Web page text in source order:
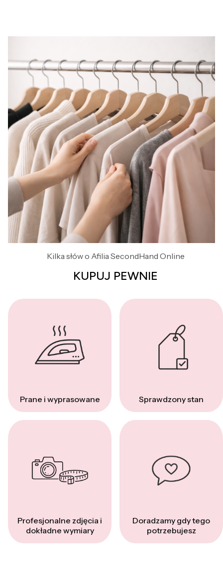
Kilka słów o Afilia SecondHand Online
KUPUJ PEWNIE
Prane i wyprasowane Sprawdzony stan
Profesjonalne zdjęcia i
dokładne wymiary
Doradzamy gdy tego
potrzebujesz